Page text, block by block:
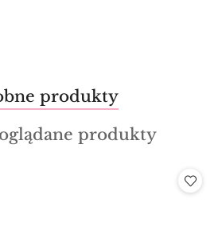
produkty
produkty